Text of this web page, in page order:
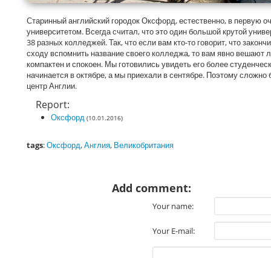
Старинный английский городок Оксфорд, естественно, в первую
университетом. Всегда считал, что это один большой крутой
38 разных колледжей. Так, что если вам кто-то говорит, что
сходу вспомнить название своего колледжа, то вам явно
компактен и спокоен. Мы готовились увидеть его более
начинается в октябре, а мы приехали в сентябре. Поэтому сложно
центр Англии.
Report:
Оксфорд (10.01.2016)
tags:Оксфорд,Англия, Великобритания
Add comment:
Your name:
Your E-mail: